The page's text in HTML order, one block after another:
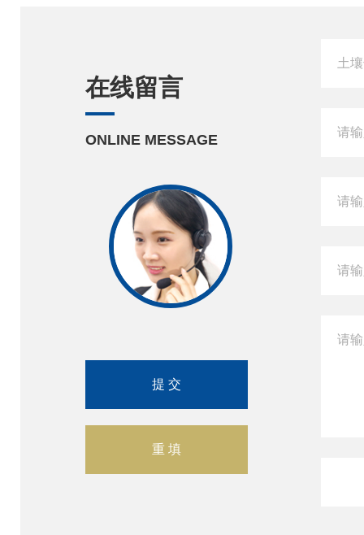
在线留言
ONLINE MESSAGE